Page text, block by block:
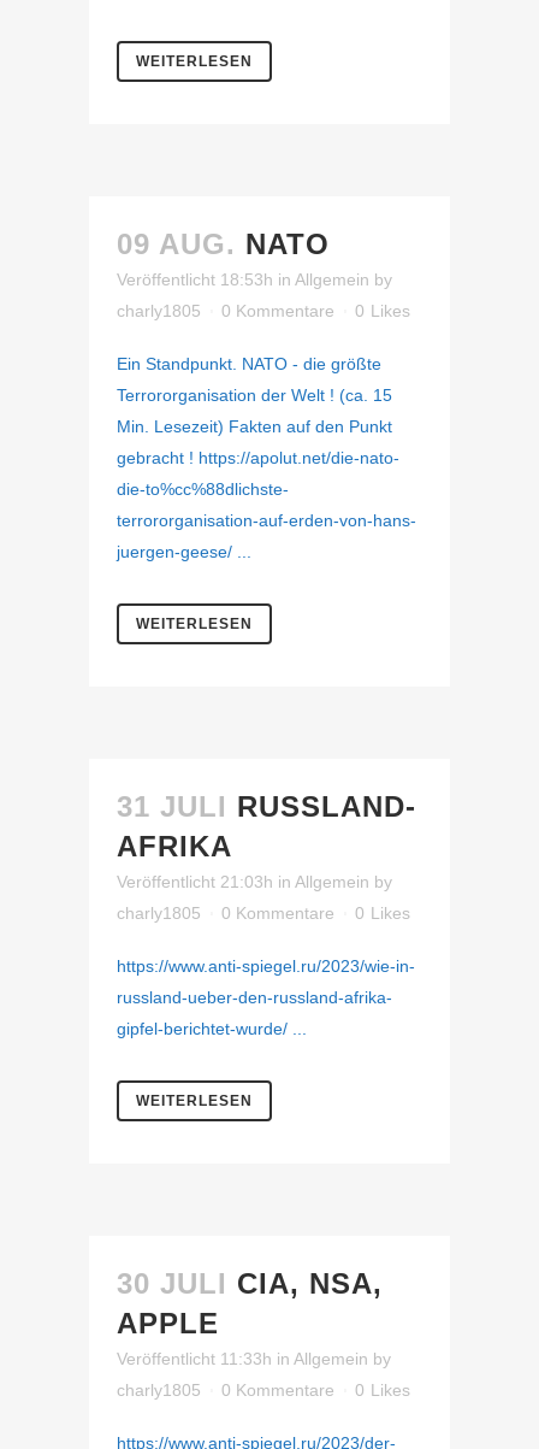
WEITERLESEN
09 AUG. NATO
Veröffentlicht 18:53h in Allgemein by
charly1805
0 Kommentare 0 Likes
Ein Standpunkt. NATO - die größte
Terrororganisation der Welt ! (ca. 15
Min. Lesezeit) Fakten auf den Punkt
gebracht ! https://apolut.net/die-nato-
die-to%cc%88dlichste-
terrororganisation-auf-erden-von-hans-
juergen-geese/ ...
WEITERLESEN
31 JULI RUSSLAND-
AFRIKA
Veröffentlicht 21:03h in Allgemein by
charly1805
0 Kommentare 0 Likes
https://www.anti-spiegel.ru/2023/wie-in-
russland-ueber-den-russland-afrika-
gipfel-berichtet-wurde/ ...
WEITERLESEN
30 JULI CIA, NSA,
APPLE
Veröffentlicht 11:33h in Allgemein by
charly1805
0 Kommentare 0 Likes
https://www.anti-spiegel.ru/2023/der-